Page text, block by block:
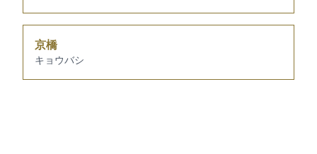
京橋
キョウバシ